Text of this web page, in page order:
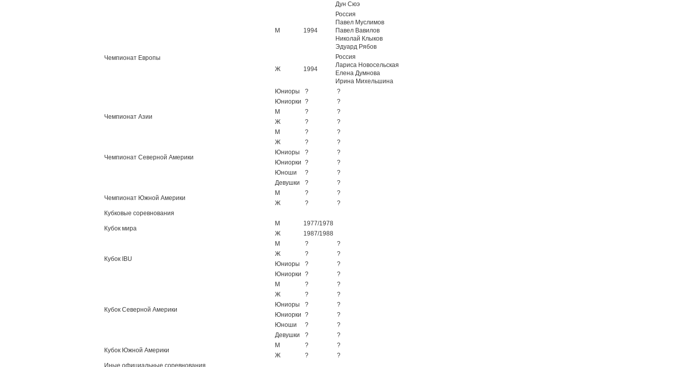
Дун Сюэ
Чемпионат Европы
М 1994
Россия
Павел Муслимов
Павел Вавилов
Николай Клыков
Эдуард Рябов
Ж 1994
Россия
Лариса Новосельская
Елена Думнова
Ирина Михельшина
Юниоры
?
?
Юниорки ? ?
Чемпионат Азии
М ?
?
Ж
? ?
Чемпионат Северной Америки
М ?
?
Ж
?
?
Юниоры
?
?
Юниорки ?
?
Юноши
?
?
Девушки
? ?
Чемпионат Южной Америки
М ?
?
Ж
?
?
Кубковые соревнования
Кубок мира
М
1977/1978
Ж
1987/1988
Кубок IBU
М ?
?
Ж
?
?
Юниоры
?
?
Юниорки ? ?
Кубок Северной Америки
М ?
?
Ж
?
?
Юниоры
?
?
Юниорки ?
?
Юноши
?
?
Девушки
? ?
Кубок Южной Америки
М ?
?
Ж
?
?
Иные официальные соревнования